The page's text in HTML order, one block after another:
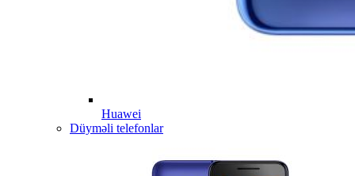
Huawei
Düyməli telefonlar